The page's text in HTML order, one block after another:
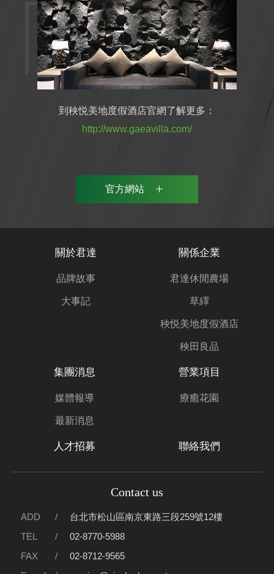
到秧悦美地度假酒店官網了解更多：
http://www.gaeavilla.com/
官方網站
關於君達
品牌故事
大事記
關係企業
君達休閒農場
草繹
秧悦美地度假酒店
秧田良品
集團消息
媒體報導
最新消息
營業項目
療癒花園
人才招募 聯絡我們
Contact us
ADD
台北市松山區南京東路三段259號12樓
TEL
02-8770-5988
FAX
02-8712-9565